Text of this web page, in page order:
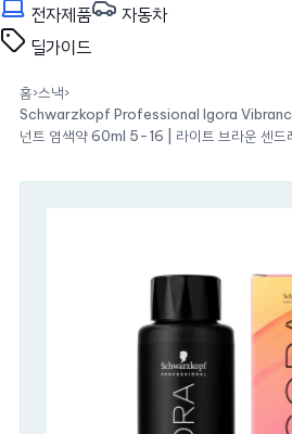
전자제품
자동차
딜가이드
홈›스낵›
Schwarzkopf Professional Igora Vibrance
넌트 염색약 60ml 5-16 | 라이트 브라운 센드